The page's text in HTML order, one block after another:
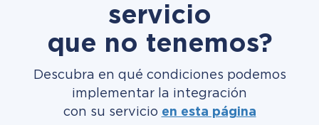
servicio
que no tenemos?
Descubra en qué condiciones podemos
implementar la integración
con su servicio en esta página